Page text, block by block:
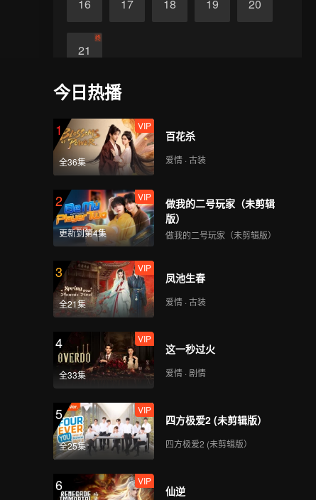
16 17 18 19 20
21
终
今日热播
1
全36集
VIP
百花杀
爱情 · 古装
2
更新到第4集
VIP
做我的二号玩家（未剪辑
版）
做我的二号玩家（未剪辑版）
3
全21集
VIP
凤池生春
爱情 · 古装
4
全33集
VIP
这一秒过火
爱情 · 剧情
5
全25集
VIP
四方极爱2 (未剪辑版）
四方极爱2 (未剪辑版）
6 VIP
仙逆